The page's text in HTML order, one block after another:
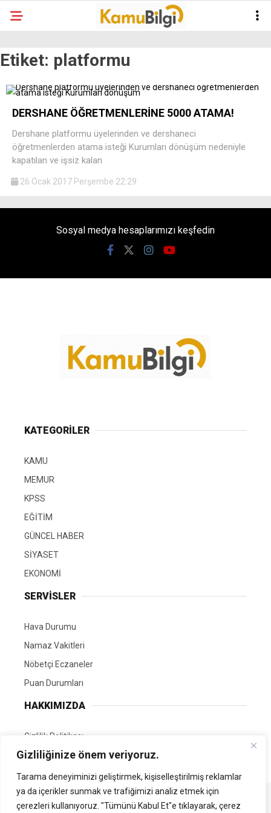
Gizliliğinize önem veriyoruz.
Tarama deneyiminizi geliştirmek, kişiselleştirilmiş reklamlar
ya da içerikler sunmak ve trafiğimizi analiz etmek için
çerezleri kullanıyoruz. "Tümünü Kabul Et"e tıklayarak, çerez
Etiket: platformu
DERSHANE ÖĞRETMENLERİNE 5000 ATAMA!
Dershane platformu üyelerinden ve dershaneci
öğretmenlerden atama isteği Kurumları dönüşüm nedeniyle
kapatılan ve işsiz kalan
26 Ocak 2017 Perşembe 22:29
Sosyal medya hesaplarımızı keşfedin
KATEGORİLER
KAMU
MEMUR
KPSS
EĞİTİM
GÜNCEL HABER
SİYASET
EKONOMİ
SERVİSLER
Hava Durumu
Namaz Vakitleri
Nöbetçi Eczaneler
Puan Durumları
HAKKIMIZDA
Gizlilik Politikası
GÖNÜLLÜ EDİTÖRÜMÜZ OL
Tüm Hakları Saklıdır. | Kamubilgi.com | 2026